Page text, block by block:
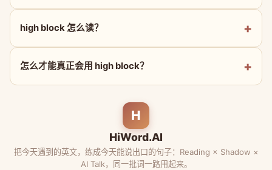
high block 怎么读？
怎么才能真正会用 high block？
H
HiWord.AI
把今天遇到的英文，练成今天能说出口的句子：Reading × Shadow ×
AI Talk，同一批词一路用起来。